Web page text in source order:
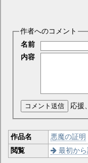
作者へのコメント
名前
内容
コメント送信 応援
作品名 悪魔の証明
閲覧
最初か